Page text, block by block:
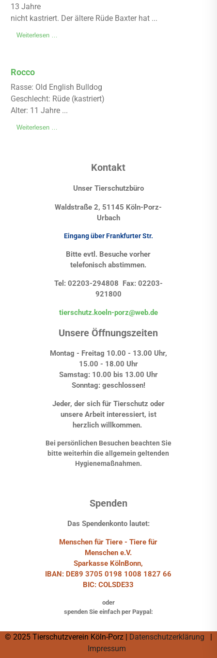
13 Jahre
nicht kastriert. Der ältere Rüde Baxter hat ...
Weiterlesen …
Rocco
Rasse: Old English Bulldog
Geschlecht: Rüde (kastriert)
Alter: 11 Jahre ...
Weiterlesen …
Kontakt
Unser Tierschutzbüro
Waldstraße 2, 51145 Köln-Porz-
Urbach
Eingang über Frankfurter Str.
Bitte evtl. Besuche vorher
telefonisch abstimmen.
Tel: 02203-294808 Fax: 02203-
921800
tierschutz.koeln-porz@web.de
Unsere Öffnungszeiten
Montag - Freitag 10.00 - 13.00 Uhr,
15.00 - 18.00 Uhr
Samstag: 10.00 bis 13.00 Uhr
Sonntag: geschlossen!
Jeder, der sich für Tierschutz oder
unsere Arbeit interessiert, ist
herzlich willkommen.
Bei persönlichen Besuchen beachten Sie
bitte weiterhin die allgemein geltenden
Hygienemaßnahmen.
Spenden
Das Spendenkonto lautet:
Menschen für Tiere - Tiere für
Menschen e.V.
Sparkasse KölnBonn,
IBAN: DE89 3705 0198 1008 1827 66
BIC: COLSDE33
oder
spenden Sie einfach per Paypal:
© 2025 Tierschutzverein Köln-Porz | Datenschutzerklärung
|
Impressum